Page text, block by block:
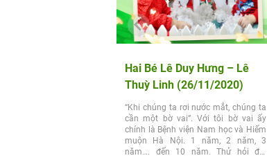
Hai Bé Lê Duy Hưng – Lê
Thuỳ Linh (26/11/2020)
“Khi chúng ta rơi nước mắt, chúng ta
cần một bờ vai”. Với tôi bờ vai ấy
chính là Bệnh viện Nam học và Hiếm
muộn Hà Nội. 1 năm, 2 năm, 3
năm…. đến 10 năm. Thử hỏi đời